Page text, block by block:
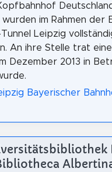
wurden im Rahmen der
Leipzig
An ihre Stelle trat
Dezember 2013 in
Bayerischer